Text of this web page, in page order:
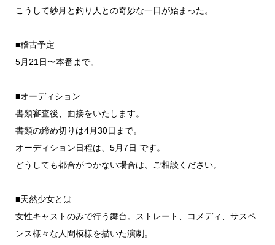
こうして紗月と釣り人との奇妙な一日が始まった。
■稽古予定
5月21日〜本番まで。
■オーディション
書類審査後、面接をいたします。
書類の締め切りは4月30日まで。
オーディション日程は、5月7日 です。
どうしても都合がつかない場合は、ご相談ください。
■天然少女とは
女性キャストのみで行う舞台。ストレート、コメディ、サスペ
ンス様々な人間模様を描いた演劇。